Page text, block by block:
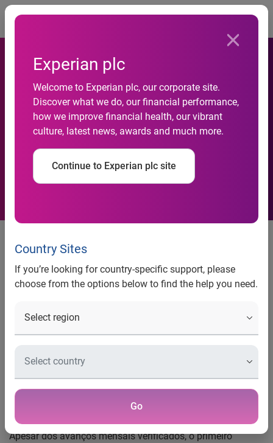
Experian plc
Welcome to Experian plc, our corporate site.
Discover what we do, our financial performance,
how we improve financial health, our vibrant
culture, latest news, awards and much more.
Continue to Experian plc site
Country Sites
If you’re looking for country-specific support, please
choose from the options below to find the help you need.
Go
Cheques sem fundos
crescem pelo terceiro mês
consecutivo, revela Serasa
Experian
Pressões sobre o orçamento
familiar contribuíram com
avanço
avanço
A inadimplência com cheques no Brasil segue
2,13% de cheques, conforme revela o Indicador Serasa
Experian de Cheques Sem Fundos. Em fevereiro, o
percentual de devoluções havia sido de 1,83%, e em
Apesar dos avanços mensais verificados, o primeiro